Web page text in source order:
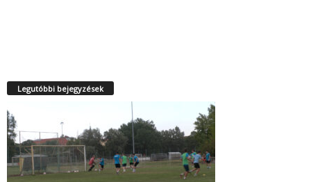
Legutóbbi bejegyzések